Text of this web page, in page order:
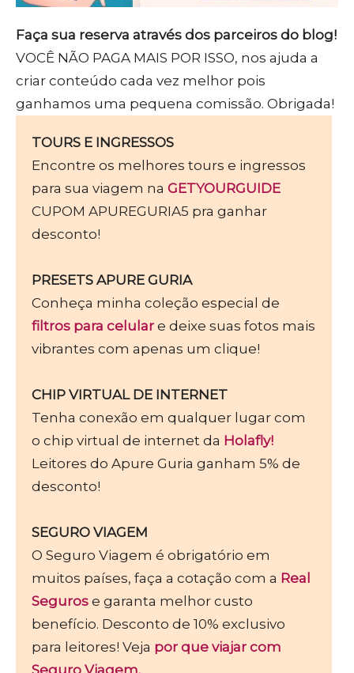
Faça sua reserva através dos parceiros do blog!
VOCÊ NÃO PAGA MAIS POR ISSO, nos ajuda a
criar conteúdo cada vez melhor pois
ganhamos uma pequena comissão. Obrigada!
TOURS E INGRESSOS
Encontre os melhores tours e ingressos
para sua viagem naGETYOURGUIDE
CUPOM APUREGURIA5 pra ganhar
desconto!
PRESETS APURE GURIA
Conheça minha coleção especial de
filtros para celular e deixe suas fotos mais
vibrantes com apenas um clique!
CHIP VIRTUAL DE INTERNET
Tenha conexão em qualquer lugar com
o chip virtual de internet da Holafly!
Leitores do Apure Guria ganham 5% de
desconto!
SEGURO VIAGEM
O Seguro Viagem é obrigatório em
muitos países, faça a cotação com a Real
Seguros e garanta melhor custo
benefício. Desconto de 10% exclusivo
para leitores! Veja por que viajar com